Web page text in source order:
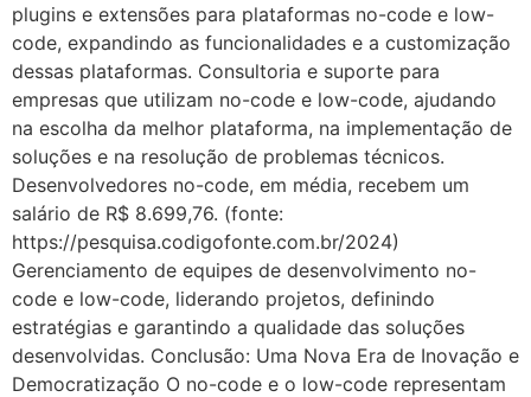
plugins e extensões para plataformas no-code e low-
code, expandindo as funcionalidades e a customização
dessas plataformas. Consultoria e suporte para
empresas que utilizam no-code e low-code, ajudando
na escolha da melhor plataforma, na implementação de
soluções e na resolução de problemas técnicos.
Desenvolvedores no-code, em média, recebem um
salário de R$ 8.699,76. (fonte:
https://pesquisa.codigofonte.com.br/2024)
Gerenciamento de equipes de desenvolvimento no-
code e low-code, liderando projetos, definindo
estratégias e garantindo a qualidade das soluções
desenvolvidas. Conclusão: Uma Nova Era de Inovação e
Democratização O no-code e o low-code representam